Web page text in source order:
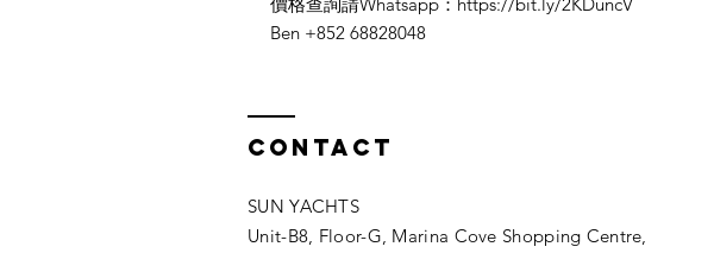
Ben +852 68828048
Contact
SUN YACHTS
Unit-B8, Floor-G, Marina Cove Shopping Centre,